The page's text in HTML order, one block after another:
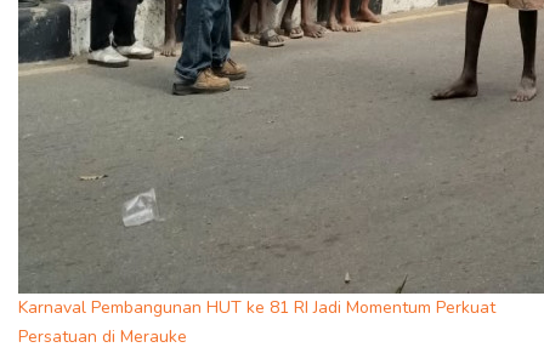
Karnaval Pembangunan HUT ke 81 RI Jadi Momentum Perkuat
Persatuan di Merauke